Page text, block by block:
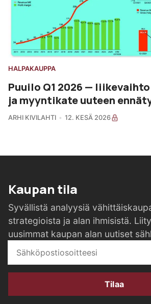
HALPAKAUPPA
Puuilo Q1 2026 — liikevaihto
ja myyntikate uuteen
ARHI KIVILAHTI 12. KESÄ 2026
Kaupan tila
Syvällistä analyysiä
strategioista ja alan ihmisistä.
uusimmat kaupan alan uutiset
Tilaa